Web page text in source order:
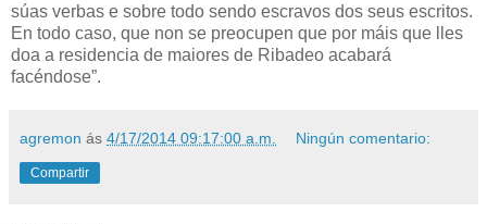
súas verbas e sobre todo sendo escravos dos seus escritos.
En todo caso, que non se preocupen que por máis que lles
doa a residencia de maiores de Ribadeo acabará
facéndose”.
agremon ás 4/17/2014 09:17:00 a.m. Ningún comentario:
Compartir